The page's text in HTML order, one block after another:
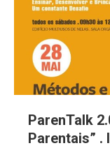
ParenTalk
Parentais”